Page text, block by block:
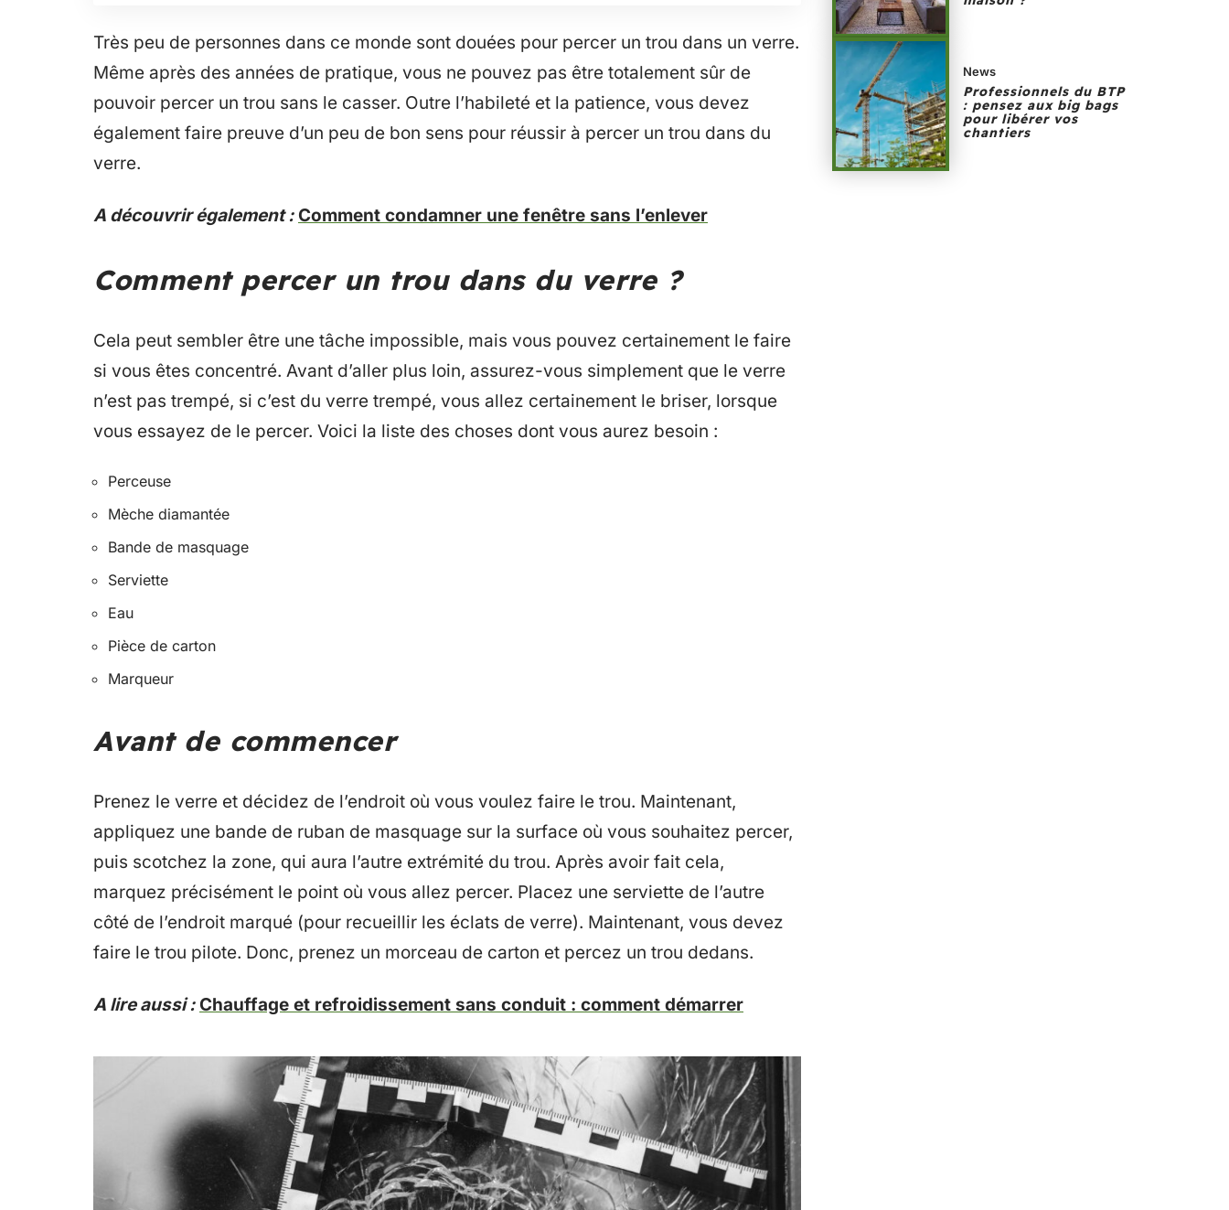
Très peu de personnes dans ce monde sont douées pour percer un trou dans un verre.
Même après des années de pratique, vous ne pouvez pas être totalement sûr de
pouvoir percer un trou sans le casser. Outre l’habileté et la patience, vous devez
également faire preuve d’un peu de bon sens pour réussir à percer un trou dans du
verre.
A découvrir également : Comment condamner une fenêtre sans l’enlever
Comment percer un trou dans du verre ?
Cela peut sembler être une tâche impossible, mais vous pouvez certainement le faire
si vous êtes concentré. Avant d’aller plus loin, assurez-vous simplement que le verre
n’est pas trempé, si c’est du verre trempé, vous allez certainement le briser, lorsque
vous essayez de le percer. Voici la liste des choses dont vous aurez besoin :
Perceuse
Mèche diamantée
Bande de masquage
Serviette
Eau
Pièce de carton
Marqueur
Avant de commencer
Prenez le verre et décidez de l’endroit où vous voulez faire le trou. Maintenant,
appliquez une bande de ruban de masquage sur la surface où vous souhaitez percer,
puis scotchez la zone, qui aura l’autre extrémité du trou. Après avoir fait cela,
marquez précisément le point où vous allez percer. Placez une serviette de l’autre
côté de l’endroit marqué (pour recueillir les éclats de verre). Maintenant, vous devez
faire le trou pilote. Donc, prenez un morceau de carton et percez un trou dedans.
A lire aussi : Chauffage et refroidissement sans conduit : comment démarrer
News
Professionnels du BTP
: pensez aux big bags
pour libérer vos
chantiers